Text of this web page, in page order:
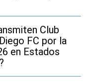
Club
FC por la
en Estados